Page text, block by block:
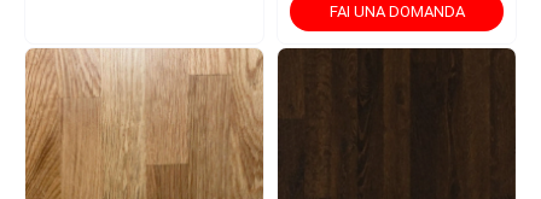
FAI UNA DOMANDA